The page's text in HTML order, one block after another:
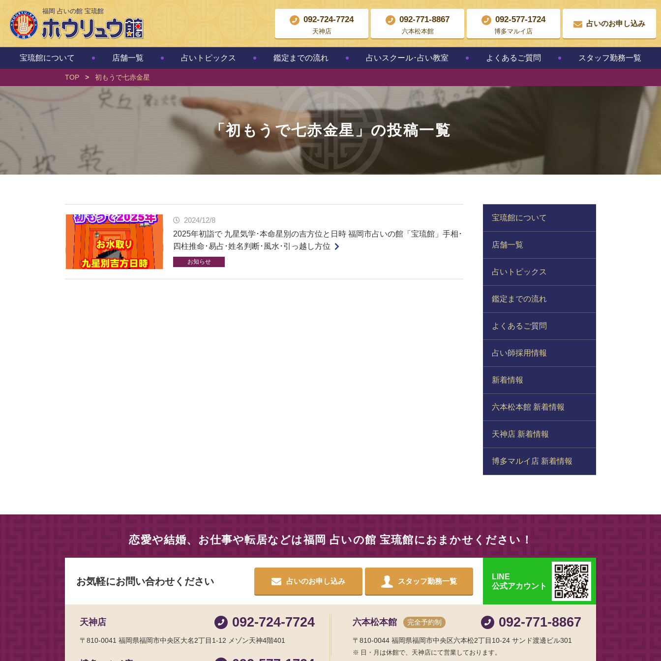
福岡 占いの館 宝琉館
092-724-7724
天神店
092-771-8867
六本松本館
092-577-1724
博多マルイ店
占いのお申し込み
宝琉館について 店舗一覧 占いトピックス 鑑定までの流れ 占いスクール･占い教室 よくあるご質問 スタッフ勤務一覧
TOP > 初もうで七赤金星
「初もうで七赤金星 」の投稿一覧
2024/12/8
2025年初詣で 九星気学･本命星別の吉方位と日時 福岡市占いの館「宝琉館」手相･
四柱推命･易占･姓名判断･風水･引っ越し方位
お知らせ
宝琉館について
店舗一覧
占いトピックス
鑑定までの流れ
よくあるご質問
占い師採用情報
新着情報
六本松本館 新着情報
天神店 新着情報
博多マルイ店 新着情報
恋愛や結婚、お仕事や転居などは福岡 占いの館 宝琉館におまかせください！
お気軽にお問い合わせください 占いのお申し込み スタッフ勤務一覧
LINE
公式アカウント
天神店 092-724-7724
〒810-0041 福岡県福岡市中央区大名2丁目1-12 メゾン天神4階401
六本松本館 完全予約制 092-771-8867
〒810-0044 福岡県福岡市中央区六本松2丁目10-24 サンド渡邊ビル301
日・月は休館で、天神店にて営業しております。